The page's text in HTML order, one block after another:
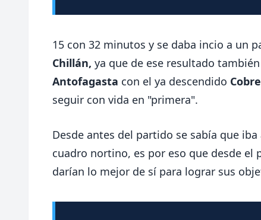
15 con 32 minutos y se daba incio a un
Chillán, ya que de ese resultado
Antofagasta con el ya descendido
seguir con vida en "primera".
Desde antes del partido se sabía que
cuadro nortino, es por eso que desde el
darían lo mejor de sí para lograr sus